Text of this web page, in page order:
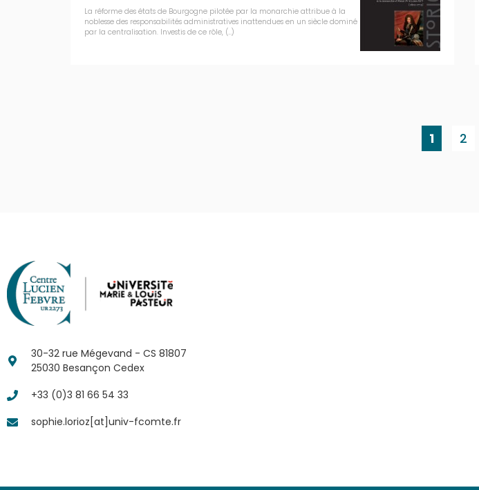
La réforme des états de Bourgogne pilotée par la monarchie attribue à la
noblesse des responsabilités administratives inattendues en un siècle dominé
par la centralisation. Investis de ce rôle, (…)
1 2
30-32 rue Mégevand - CS 81807
25030 Besançon Cedex
+33 (0)3 81 66 54 33
sophie.lorioz[at]univ-fcomte.fr